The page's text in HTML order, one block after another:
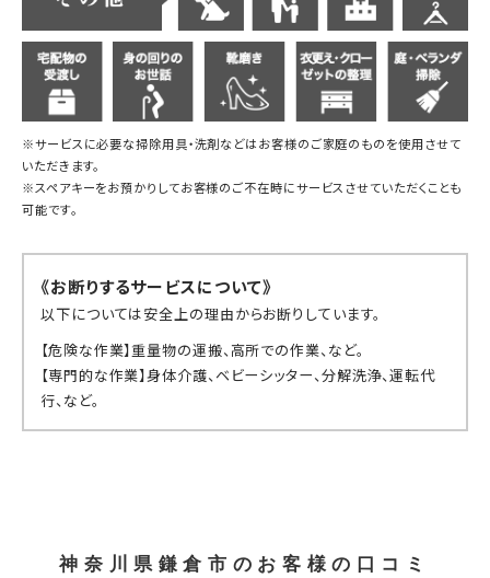
※サービスに必要な掃除用具・洗剤などはお客様のご家庭のものを使用させて
いただきます。
※スペアキーをお預かりしてお客様のご不在時にサービスさせていただくことも
可能です。
《お断りするサービスについて》
以下については安全上の理由からお断りしています。
【危険な作業】重量物の運搬、高所での作業、など。
【専門的な作業】身体介護、ベビーシッター、分解洗浄、運転代
行、など。
神奈川県鎌倉市のお客様の口コミ